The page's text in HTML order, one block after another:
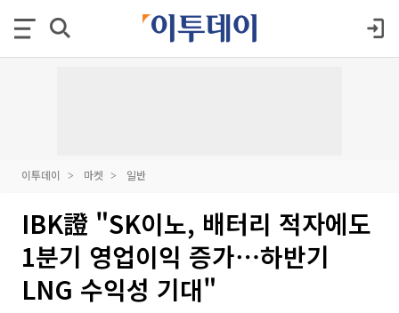
이투데이 마켓 일반
IBK證 "SK이노, 배터리 적자에도
1분기 영업이익 증가⋯하반기
LNG 수익성 기대"